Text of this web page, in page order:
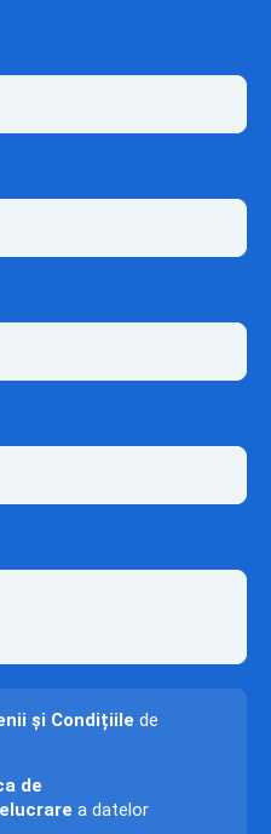
și Condițiile de
de
a datelor